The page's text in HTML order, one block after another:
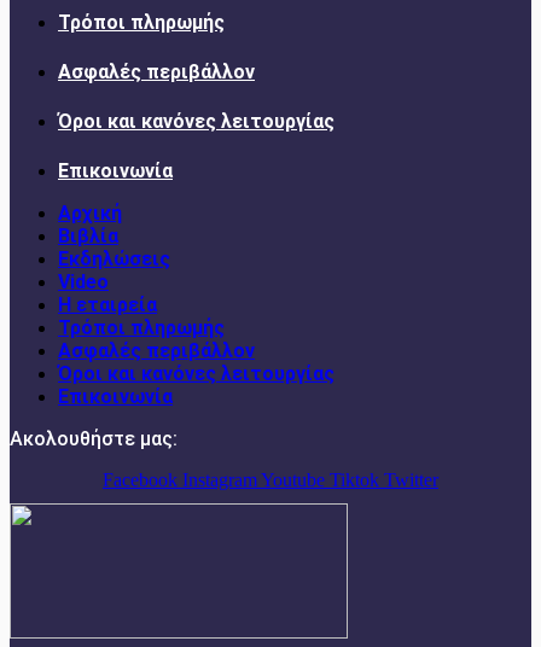
Τρόποι πληρωμής
Ασφαλές περιβάλλον
Όροι και κανόνες λειτουργίας
Επικοινωνία
Αρχική
Βιβλία
Εκδηλώσεις
Video
Η εταιρεία
Τρόποι πληρωμής
Ασφαλές περιβάλλον
Όροι και κανόνες λειτουργίας
Επικοινωνία
Ακολουθήστε μας:
Facebook InstagramYoutube Tiktok Twitter